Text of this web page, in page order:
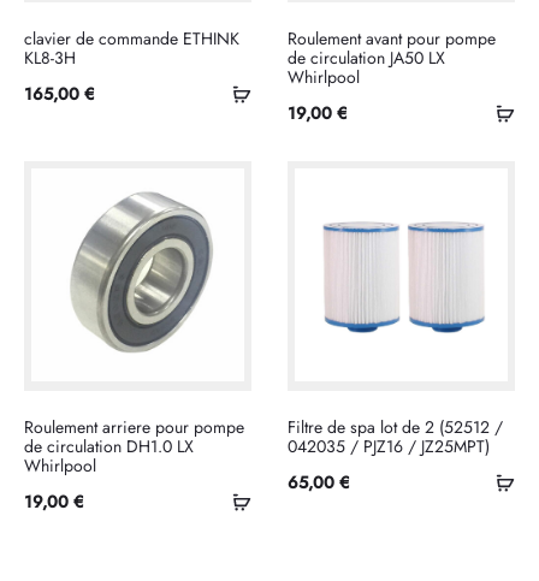
Ajouter
clavier de commande ETHINK
KL8-3H
165,00 €
Roulement avant pour pompe
de circulation JA50 LX
Whirlpool
19,00 €
Ajouter
Roulement arriere pour pompe
de circulation DH1.0 LX
Whirlpool
19,00 €
Filtre de spa lot de 2 (52512 /
042035 / PJZ16 / JZ25MPT)
65,00 €